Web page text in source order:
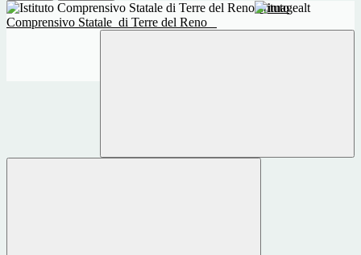
Istituto
Comprensivo Statale di Terre del Reno